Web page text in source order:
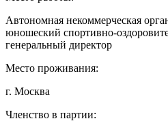
Автономная некоммерческая
юношеский спортивно-
генеральный директор
Место проживания:
г. Москва
Членство в партии: